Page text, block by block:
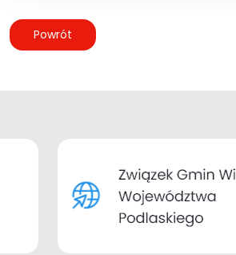
Powrót